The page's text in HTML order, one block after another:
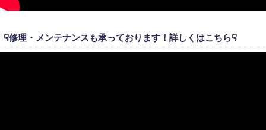
☟修理・メンテナンスも承っております！詳しくはこちら☟